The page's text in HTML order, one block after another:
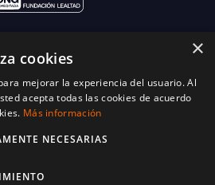
×
cookies
mejorar la experiencia del usuario. Al
acepta todas las cookies de acuerdo
Más información
NECESARIAS